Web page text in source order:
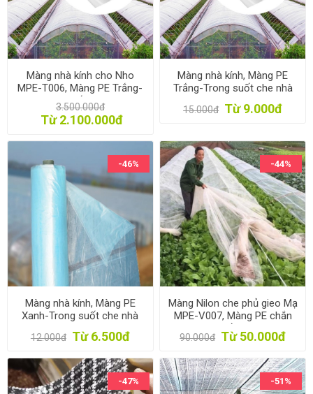
Màng nhà kính cho Nho
MPE-T006, Màng PE Trắng-
Trong suốt, Film PE
3.500.000đ
Từ 2.100.000đ
Màng nhà kính, Màng PE
Trắng-Trong suốt che nhà
kính, Phim lợp mái nhà kính,
Film PE
15.000đ Từ 9.000đ
-46%
Màng nhà kính, Màng PE
Xanh-Trong suốt che nhà
kính, Phim lợp mái nhà kính,
Film PE
12.000đ Từ 6.500đ
-44%
Màng Nilon che phủ gieo Mạ
MPE-V007, Màng PE chắn
sương gió trồng Hoa Rau
90.000đ Từ 50.000đ
-47% -51%